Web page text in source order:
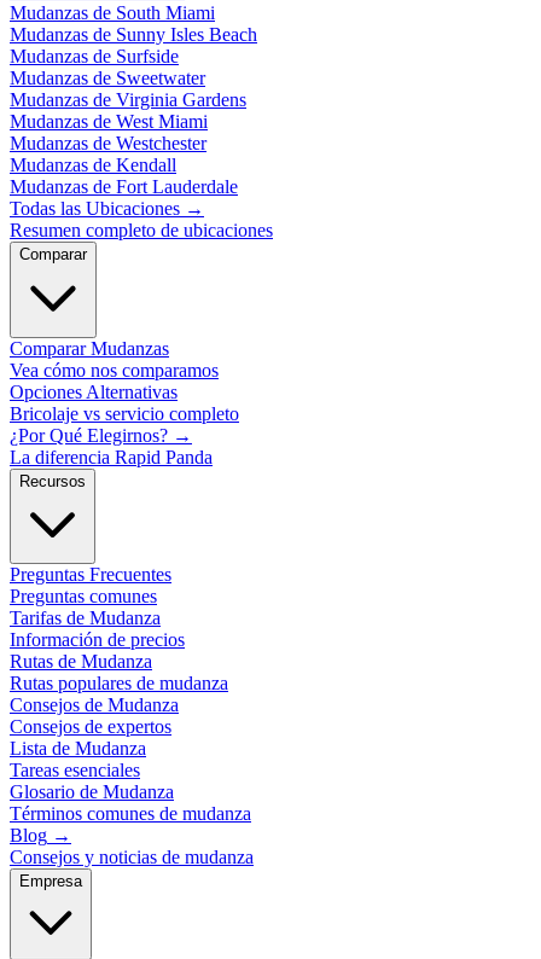
Mudanzas de South Miami
Mudanzas de Sunny Isles Beach
Mudanzas de Surfside
Mudanzas de Sweetwater
Mudanzas de Virginia Gardens
Mudanzas de West Miami
Mudanzas de Westchester
Mudanzas de Kendall
Mudanzas de Fort Lauderdale
Todas las Ubicaciones →
Resumen completo de ubicaciones
Comparar
Comparar Mudanzas
Vea cómo nos comparamos
Opciones Alternativas
Bricolaje vs servicio completo
¿Por Qué Elegirnos? →
La diferencia Rapid Panda
Recursos
Preguntas Frecuentes
Preguntas comunes
Tarifas de Mudanza
Información de precios
Rutas de Mudanza
Rutas populares de mudanza
Consejos de Mudanza
Consejos de expertos
Lista de Mudanza
Tareas esenciales
Glosario de Mudanza
Términos comunes de mudanza
Blog →
Consejos y noticias de mudanza
Empresa